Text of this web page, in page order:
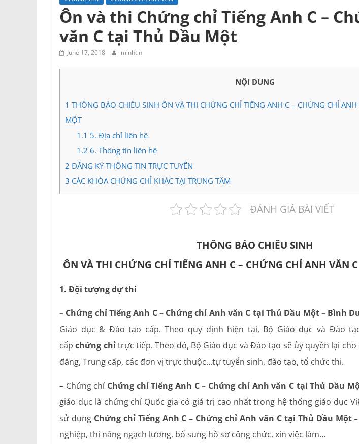
Ôn và thi Chứng chỉ Tiếng Anh C –
văn C tại Thủ Dầu Một
June 17, 2018 minhtin
NỘI DUNG
1 THÔNG BÁO CHIÊU SINH ÔN VÀ THI CHỨNG CHỈ TIẾNG ANH C – CHỨNG CHỈ
MỘT
1.1 5. Địa chỉ liên hệ
1.2 6. Thông tin liên hệ
2 ĐĂNG KÝ THÔNG TIN TRỰC TUYẾN
3 CÁC KHÓA CHỨNG CHỈ KHÁC TẠI TRUNG TÂM
ĐÁNH GIÁ BÀI VIẾT
THÔNG BÁO CHIÊU SINH
ÔN VÀ THI CHỨNG CHỈ TIẾNG ANH C – CHỨNG CHỈ ANH VĂN
1. Đội tượng dự thi
– Chứng chỉ Tiếng Anh C – Chứng chỉ Anh văn C tại Thủ Dầu Một – Bình
Giáo dục & Đào tạo cấp. Theo quy định hiện tại, Bộ Giáo dục và Đào
cấpchứng chỉtrực tiếp. Theo đó, Bộ Giáo dục và Đào tạo sẽ ủy quyền lại
đẳng, Trung cấp, các đơn vị trực thuộc…tự tuyển sinh, đào tạo, tổ chức thi.
– Chứng chỉ Chứng chỉ Tiếng Anh C – Chứng chỉ Anh văn C tại Thủ Dầu
giáo dục là chứng chỉ Quốc gia có giá trị cao nhất trong hệ thống giáo dục
sử dụng Chứng chỉ Tiếng Anh C – Chứng chỉ Anh văn C tại Thủ Dầu Một
nghiệp, thi nâng ngạch lương, bổ sung hồ sơ công chức, xin việc làm…